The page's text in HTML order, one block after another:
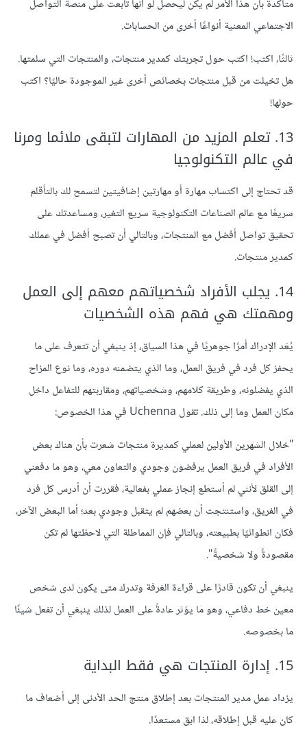
متأكدة بأن هذا الأمر لم يكن ليحصل لو أنها تابعت على منصة التواصل
الاجتماعي المعنية أنواعًا أخرى من الحسابات.
ثالثًا، اكتب! اكتب حول تجربتك كمدير منتجات، والمنتجات التي سلمتها.
هل تخيلت من قبل منتجات بخصائص أخرى غير الموجودة حاليًا؟ اكتب
حولها!
13. تعلم المزيد من المهارات لتبقى ملائما ومرنا
في عالم التكنولوجيا
قد تحتاج إلى اكتساب مهارة أو مهارتين إضافيتين لتسمح لك بالتأقلم
سريعًا مع عالم الصناعات التكنولوجية سريع التغير، ومساعدتك على
تحقيق تواصل أفضل مع المنتجات، وبالتالي أن تصبح أفضل في عملك
كمدير منتجات.
14. يجلب الأفراد شخصياتهم معهم إلى العمل
ومهمتك هي فهم هذه الشخصيات
يُعَد الإدراك أمرًا جوهريًا في هذا السياق، إذ ينبغي أن تتعرف على ما
يحفز كل فرد في فريق العمل، وما الذي يتضمنه دوره، وما نوع المزاح
الذي يفضلونه، وطريقة كلامهم، وشخصياتهم، ومقاربتهم للتفاعل داخل
مكان العمل وما إلى ذلك. تقول Uchenna في هذا الخصوص:
"خلال الشهرين الأولين لعملي كمديرة منتجات شعرت بأن هناك بعض
الأفراد في فريق العمل يرفضون وجودي والتعاون معي، وهو ما دفعني
إلى القلق لأنني لم أستطع إنجاز عملي بفعالية، فقررت أن أدرس كل فرد
في الفريق، واستنتجت أن بعضهم لم يتقبل وجودي بعد؛ أما البعض الآخر،
فكان انطوائيًا بطبيعته، وبالتالي فإن المماطلة التي لاحظتها لم تكن
مقصودةً ولا شخصيةً".
ينبغي أن تكون قادرًا على قراءة الغرفة وتدرك متى يكون لدى شخص
معين خط دفاعي، وهو ما يؤثر عادةً على العمل لذلك ينبغي أن تفعل شيئًا
ما بخصوصه.
15. إدارة المنتجات هي فقط البداية
يزداد عمل مدير المنتجات بعد إطلاق منتج الحد الأدنى إلى أضعاف ما
كان عليه قبل إطلاقه، لذا ابق مستعدًا.